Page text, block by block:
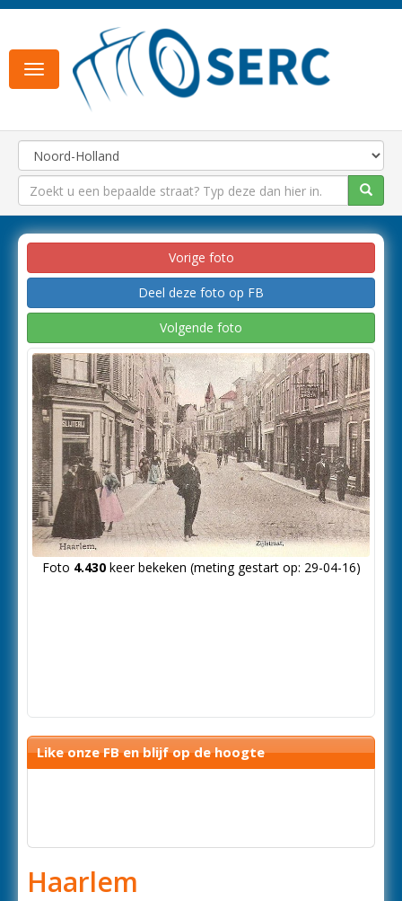
Toggle
navigation
Vorige foto
Deel deze foto op FB
Volgende foto
Foto 4.430keer bekeken (meting gestart op: 29-04-16)
Like onze FB en blijf op de hoogte
Haarlem